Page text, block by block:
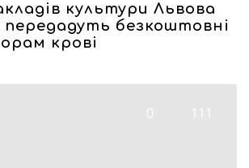
культури Львова
безкоштовні
крові
0